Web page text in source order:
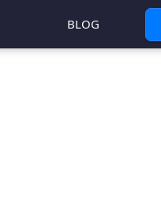
BLOG